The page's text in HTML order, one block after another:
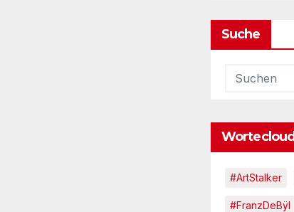
Suche
Wortecloud
#ArtStalker
#FranzDeBÿl